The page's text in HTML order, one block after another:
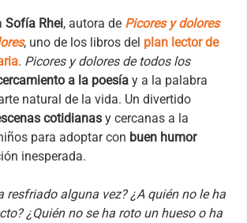
Sofía Rhei, autora de Picores y dolores
, uno de los libros del plan lector de
. Picores y dolores de todos los
a la poesía y a la palabra
natural de la vida. Un divertido
cotidianas y cercanas a la
para adoptar con buen humor
inesperada.
resfriado alguna vez? ¿A quién no le ha
¿Quién no se ha roto un hueso o ha